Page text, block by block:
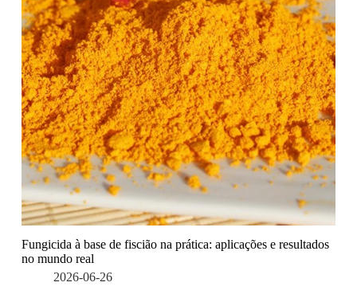
Fungicida à base de fiscião na prática: aplicações e resultados
no mundo real
2026-06-26